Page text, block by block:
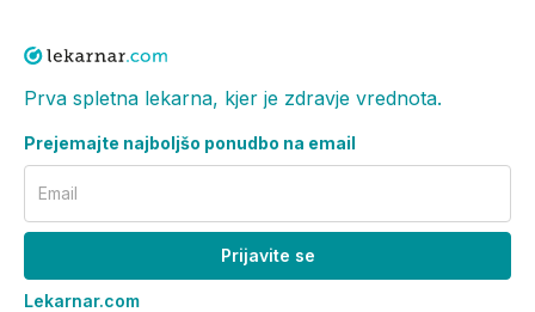
Prva spletna lekarna, kjer je zdravje vrednota.
Prejemajte najboljšo ponudbo na email
Email
Prijavite se
Lekarnar.com